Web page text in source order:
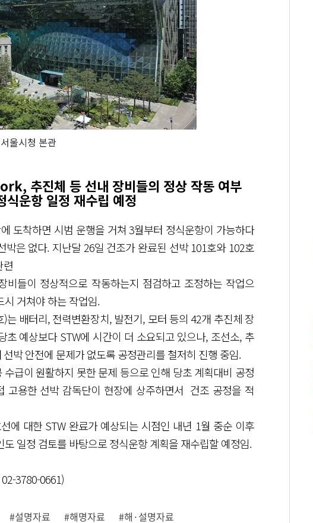
서울시청 본관
추진체 등 선내 장비들의 정상 작동 여부
운항 일정 재수립 예정
도착하면 시범 운행을 거쳐 3월부터 정식운항이 가능하다
은 없다. 지난달 26일 건조가 완료된 선박 101호와 102호
련
들이 정상적으로 작동하는지 점검하고 조정하는 작업으
시 거쳐야 하는 작업임.
배터리, 전력변환장치, 발전기, 모터 등의 42개 추진체 장
예상보다 STW에 시간이 더 소요되고 있으나, 조선소, 추
박 안전에 문제가 없도록 공정관리를 철저히 진행 중임.
급이 원활하지 못한 문제 등으로 인해 당초 계획대비 공정
고용한 선박 감독단이 현장에 상주하면서 건조 공정을 적
에 대한 STW 완료가 예상되는 시점인 내년 1월 중순 이후
일정 검토를 바탕으로 정식운항 계획을 재수립할 예정임.
3780-0661)
#설명자료 #해명자료
#해·설명자료